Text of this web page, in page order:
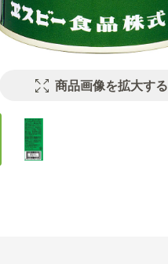
商品画像を拡大する